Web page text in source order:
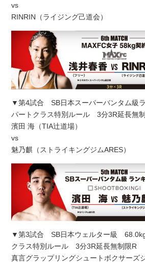
vs
RINRIN（ライジング己道会）
▼第4試合 SB日本スーパーバンタム級
パートクラス特別ルール 3分3R延長無
濱田 海（TIA辻道場）
vs
魅乃麒（ストライキングジムARES）
▼第3試合 SB日本ウェルター級
クラス特別ルール 3分3R延長無制限R
真言グラップリングシュートボクサーズ